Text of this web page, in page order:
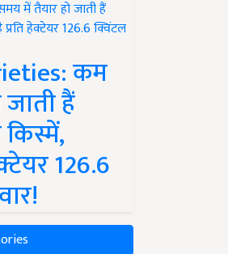
कम
हैं
126.6